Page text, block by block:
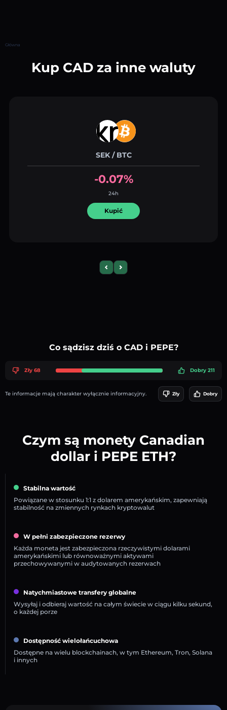
Główna
Kup CAD za inne waluty
SEK / BTC
-0.07%
24h
Kupić
Previous slide
Next slide
Co sądzisz dziś o CAD i PEPE?
Zły 68 Dobry 211
Te informacje mają charakter wyłącznie informacyjny. Zły Dobry
Czym są monety Canadian
dollar i PEPE ETH?
Stabilna wartość
Powiązane w stosunku 1:1 z dolarem amerykańskim, zapewniają
stabilność na zmiennych rynkach kryptowalut
W pełni zabezpieczone rezerwy
Każda moneta jest zabezpieczona rzeczywistymi dolarami
amerykańskimi lub równoważnymi aktywami
przechowywanymi w audytowanych rezerwach
Natychmiastowe transfery globalne
Wysyłaj i odbieraj wartość na całym świecie w ciągu kilku sekund,
o każdej porze
Dostępność wielołańcuchowa
Dostępne na wielu blockchainach, w tym Ethereum, Tron, Solana
i innych